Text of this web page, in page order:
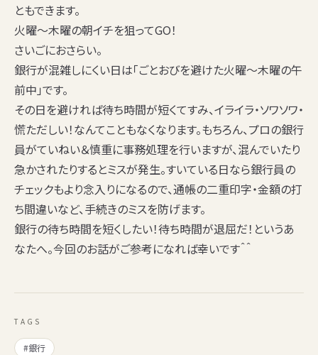
ともできます。
火曜～木曜の朝イチを狙ってGO！
さいごにおさらい。
銀行が混雑しにくい日は「ごとおびを避けた火曜～木曜の午
前中」です。
その日を避ければ待ち時間が短くてすみ、イライラ・ソワソワ・
慌ただしい！なんてこともなくなります。もちろん、プロの銀行
員がていねい＆慎重に事務処理を行いますが、混んでいたり
急かされたりするとミスが発生。すいている日なら銀行員の
チェックもより念入りになるので、通帳の二重印字・金額の打
ち間違いなど、手続きのミスを防げます。
銀行の待ち時間を短くしたい！待ち時間が退屈だ！ というあ
なたへ。今回のお話がご参考になれば幸いです＾＾
TAGS
#銀行